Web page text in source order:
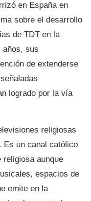
en España en
sobre el desarrollo
de TDT en la
años, sus
de extenderse
logrado por la vía
religiosas
Es un canal católico
religiosa aunque
espacios de
emite en la